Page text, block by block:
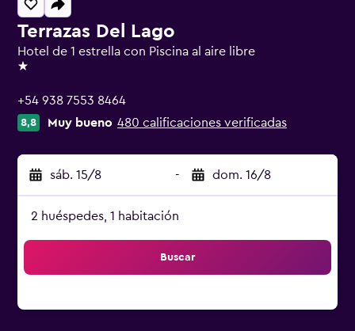
Terrazas Del Lago
Hotel de 1 estrella con Piscina al aire libre
1 estrella
+54 938 7553 8464
8,8 Muy bueno 480 calificaciones verificadas
sáb. 15/8 - dom. 16/8
2 huéspedes, 1 habitación
Buscar